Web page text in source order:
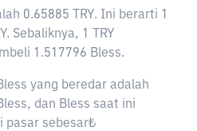
0.65885 TRY. Ini berarti 1
Sebaliknya, 1 TRY
1.517796 Bless.
yang beredar adalah
dan Bless saat ini
pasar sebesar₺